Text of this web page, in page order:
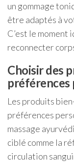
un gommage
être adaptés à
C’est le moment
reconnecter
Choisir des
préférences
Les produits
préférences
massage
ciblé comme la
circulation